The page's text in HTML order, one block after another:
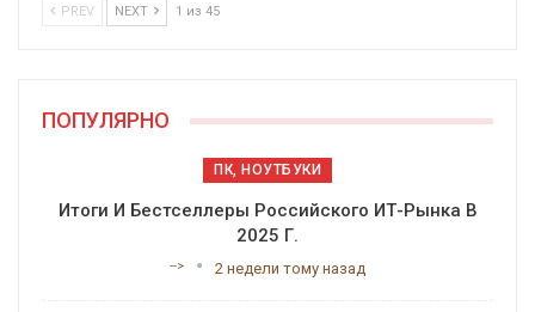
PREV NEXT 1 из 45
ПОПУЛЯРНО
ПК, НОУТБУКИ
Итоги И Бестселлеры Российского ИТ-Рынка В
2025 Г.
--> 2 недели тому назад